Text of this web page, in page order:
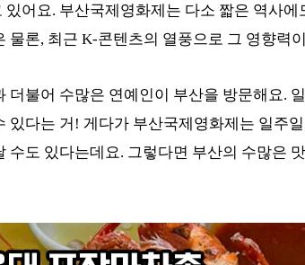
있어요. 부산국제영화제는 다소 짧은 역사
물론, 최근 K-콘텐츠의 열풍으로 그 영향력
더불어 수많은 연예인이 부산을 방문해요.
있다는 거! 게다가 부산국제영화제는 일주
수도 있다는데요. 그렇다면 부산의 수많은